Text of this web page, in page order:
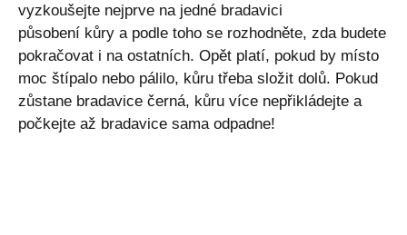
vyzkoušejte nejprve na jedné bradavici
působení kůry a podle toho se rozhodněte, zda budete
pokračovat i na ostatních. Opět platí, pokud by místo
moc štípalo nebo pálilo, kůru třeba složit dolů. Pokud
zůstane bradavice černá, kůru více nepřikládejte a
počkejte až bradavice sama odpadne!